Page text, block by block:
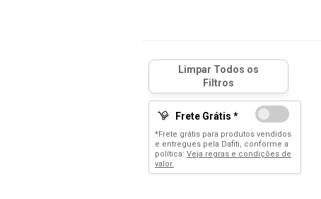
Frete Grátis *
*Frete grátis para produtos vendidos
e entregues pela Dafiti, conforme a
política: Veja regras e condições de
valor.